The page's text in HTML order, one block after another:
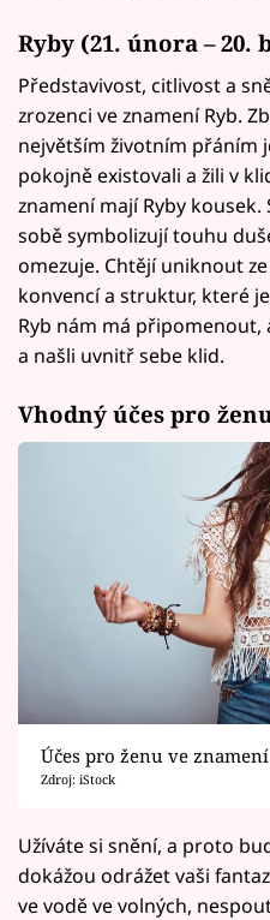
Ryby (21. února – 20.
Představivost, citlivost a
zrozenci ve znamení Ryb.
největším životním přáním
pokojně existovali a žili v
znamení mají Ryby
sobě symbolizují touhu
omezuje. Chtějí uniknout
konvencí a struktur, které
Ryb nám má připomenout,
a našli uvnitř sebe klid.
Vhodný účes pro
Účes pro ženu ve
Zdroj: iStock
Užíváte si snění, a proto
dokážou odrážet vaši
ve vodě ve volných,